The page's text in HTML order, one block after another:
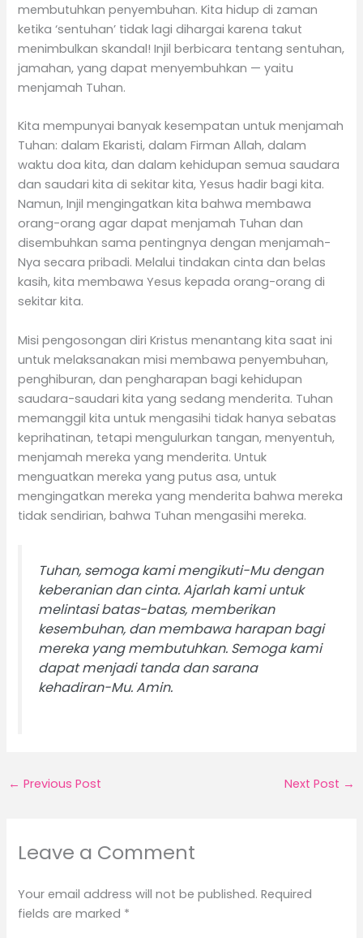
membutuhkan penyembuhan. Kita hidup di zaman
ketika ‘sentuhan’ tidak lagi dihargai karena takut
menimbulkan skandal! Injil berbicara tentang sentuhan,
jamahan, yang dapat menyembuhkan — yaitu
menjamah Tuhan.
Kita mempunyai banyak kesempatan untuk menjamah
Tuhan: dalam Ekaristi, dalam Firman Allah, dalam
waktu doa kita, dan dalam kehidupan semua saudara
dan saudari kita di sekitar kita, Yesus hadir bagi kita.
Namun, Injil mengingatkan kita bahwa membawa
orang-orang agar dapat menjamah Tuhan dan
disembuhkan sama pentingnya dengan menjamah-
Nya secara pribadi. Melalui tindakan cinta dan belas
kasih, kita membawa Yesus kepada orang-orang di
sekitar kita.
Misi pengosongan diri Kristus menantang kita saat ini
untuk melaksanakan misi membawa penyembuhan,
penghiburan, dan pengharapan bagi kehidupan
saudara-saudari kita yang sedang menderita. Tuhan
memanggil kita untuk mengasihi tidak hanya sebatas
keprihatinan, tetapi mengulurkan tangan, menyentuh,
menjamah mereka yang menderita. Untuk
menguatkan mereka yang putus asa, untuk
mengingatkan mereka yang menderita bahwa mereka
tidak sendirian, bahwa Tuhan mengasihi mereka.
Tuhan, semoga kami mengikuti-Mu dengan
keberanian dan cinta. Ajarlah kami untuk
melintasi batas-batas, memberikan
kesembuhan, dan membawa harapan bagi
mereka yang membutuhkan. Semoga kami
dapat menjadi tanda dan sarana
kehadiran-Mu. Amin.
← Previous Post Next Post →
Leave a Comment
Your email address will not be published. Required
fields are marked *